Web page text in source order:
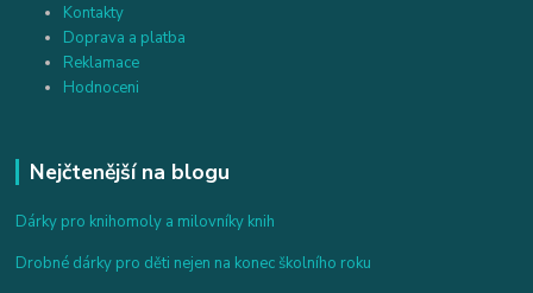
Kontakty
Doprava a platba
Reklamace
Hodnoceni
Nejčtenější na blogu
Dárky pro knihomoly a milovníky knih
Drobné dárky pro děti nejen na konec školního roku